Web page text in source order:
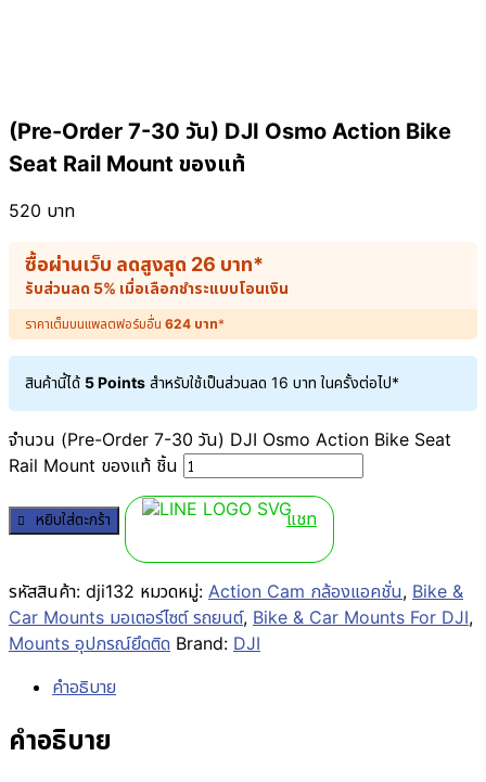
(Pre-Order 7-30 วัน) DJI Osmo Action Bike
Seat Rail Mount ของแท้
520 บาท
ซื้อผ่านเว็บ ลดสูงสุด 26 บาท*
รับส่วนลด 5% เมื่อเลือกชำระแบบโอนเงิน
ราคาเต็มบนแพลตฟอร์มอื่น 624 บาท*
สินค้านี้ได้ 5 Points สำหรับใช้เป็นส่วนลด 16 บาท ในครั้งต่อไป*
จำนวน (Pre-Order 7-30 วัน) DJI Osmo Action Bike Seat
Rail Mount ของแท้ ชิ้น
หยิบใส่ตะกร้า แชท
รหัสสินค้า: dji132 หมวดหมู่: Action Cam กล้องแอคชั่น, Bike &
Car Mounts มอเตอร์ไซต์ รถยนต์, Bike & Car Mounts For DJI,
Mounts อุปกรณ์ยึดติด Brand: DJI
คำอธิบาย
คำอธิบาย